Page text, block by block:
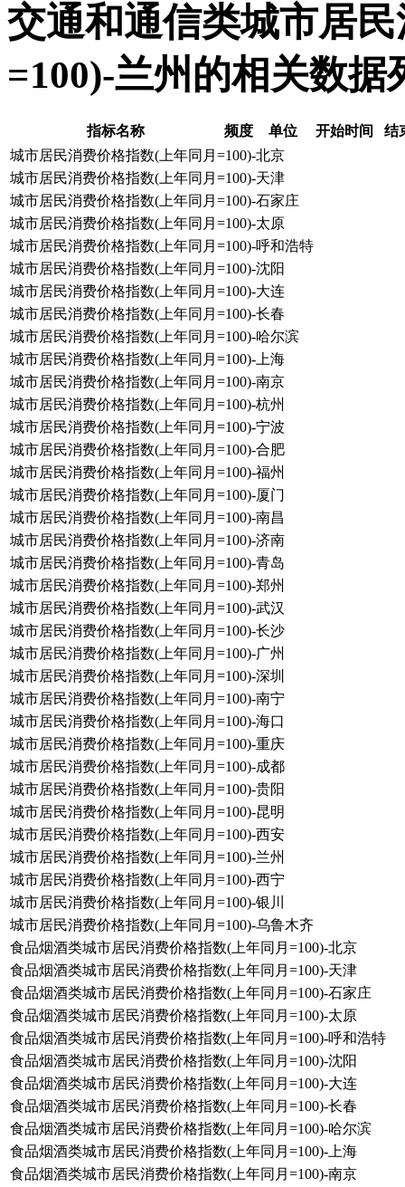
交通和通信类城市居
=100)-兰州的相关数据
指标名称 频度 单位 开始时间
结
城市居民消费价格指数(上年同月=100)-北京
城市居民消费价格指数(上年同月=100)-天津
城市居民消费价格指数(上年同月=100)-石家庄
城市居民消费价格指数(上年同月=100)-太原
城市居民消费价格指数(上年同月=100)-呼和浩特
城市居民消费价格指数(上年同月=100)-沈阳
城市居民消费价格指数(上年同月=100)-大连
城市居民消费价格指数(上年同月=100)-长春
城市居民消费价格指数(上年同月=100)-哈尔滨
城市居民消费价格指数(上年同月=100)-上海
城市居民消费价格指数(上年同月=100)-南京
城市居民消费价格指数(上年同月=100)-杭州
城市居民消费价格指数(上年同月=100)-宁波
城市居民消费价格指数(上年同月=100)-合肥
城市居民消费价格指数(上年同月=100)-福州
城市居民消费价格指数(上年同月=100)-厦门
城市居民消费价格指数(上年同月=100)-南昌
城市居民消费价格指数(上年同月=100)-济南
城市居民消费价格指数(上年同月=100)-青岛
城市居民消费价格指数(上年同月=100)-郑州
城市居民消费价格指数(上年同月=100)-武汉
城市居民消费价格指数(上年同月=100)-长沙
城市居民消费价格指数(上年同月=100)-广州
城市居民消费价格指数(上年同月=100)-深圳
城市居民消费价格指数(上年同月=100)-南宁
城市居民消费价格指数(上年同月=100)-海口
城市居民消费价格指数(上年同月=100)-重庆
城市居民消费价格指数(上年同月=100)-成都
城市居民消费价格指数(上年同月=100)-贵阳
城市居民消费价格指数(上年同月=100)-昆明
城市居民消费价格指数(上年同月=100)-西安
城市居民消费价格指数(上年同月=100)-兰州
城市居民消费价格指数(上年同月=100)-西宁
城市居民消费价格指数(上年同月=100)-银川
城市居民消费价格指数(上年同月=100)-乌鲁木齐
食品烟酒类城市居民消费价格指数(上年同月=100)-北京
食品烟酒类城市居民消费价格指数(上年同月=100)-天津
食品烟酒类城市居民消费价格指数(上年同月=100)-石家庄
食品烟酒类城市居民消费价格指数(上年同月=100)-太原
食品烟酒类城市居民消费价格指数(上年同月=100)-呼和浩特
食品烟酒类城市居民消费价格指数(上年同月=100)-沈阳
食品烟酒类城市居民消费价格指数(上年同月=100)-大连
食品烟酒类城市居民消费价格指数(上年同月=100)-长春
食品烟酒类城市居民消费价格指数(上年同月=100)-哈尔滨
食品烟酒类城市居民消费价格指数(上年同月=100)-上海
食品烟酒类城市居民消费价格指数(上年同月=100)-南京